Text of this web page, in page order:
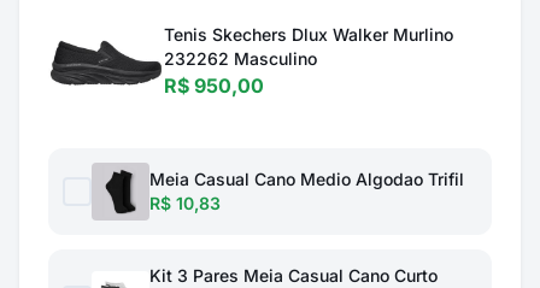
Tenis Skechers Dlux Walker Murlino
232262 Masculino
R$ 950,00
Meia Casual Cano Medio Algodao Trifil
R$ 10,83
Kit 3 Pares Meia Casual Cano Curto